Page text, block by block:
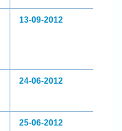
13-09-2012
24-06-2012
25-06-2012